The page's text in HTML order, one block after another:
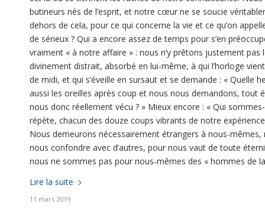
butineurs nés de l’esprit, et notre cœur ne se soucie
dehors de cela, pour ce qui concerne la vie et ce qu’on
de sérieux ? Qui a encore assez de temps pour s’en
vraiment « à notre affaire » : nous n’y prêtons justement
divinement distrait, absorbé en lui-même, à qui l’horloge
de midi, et qui s’éveille en sursaut et se demande : «
aussi les oreilles après coup et nous nous demandons, tout
nous donc réellement vécu ? » Mieux encore : « Qui
répète, chacun des douze coups vibrants de notre
Nous demeurons nécessairement étrangers à nous-
nous confondre avec d’autres, pour nous vaut de toute
nous ne sommes pas pour nous-mêmes des « hommes de
Lire la suite
11 mars 2019